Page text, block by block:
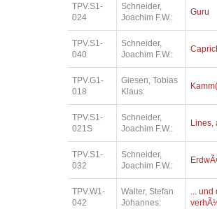
TPV.S1-
024
Schneider,
Joachim F.W.:
Guru
TPV.S1-
040
Schneider,
Joachim F.W.:
TPV.G1-
018
Giesen, Tobias
Klaus:
TPV.S1-
021S
Schneider,
Joachim F.W.:
Lines,
TPV.S1-
032
Schneider,
Joachim F.W.:
TPV.W1-
042
Walter, Stefan
Johannes:
... und